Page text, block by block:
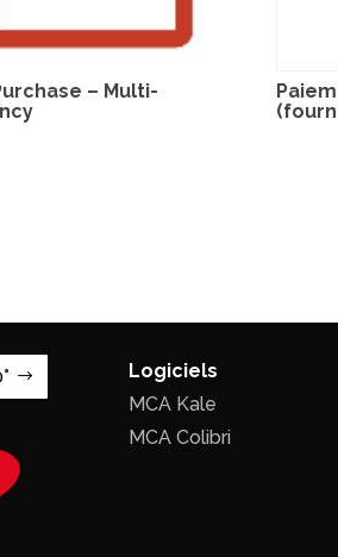
– Multi-
Logiciels
MCA Kale
MCA Colibri